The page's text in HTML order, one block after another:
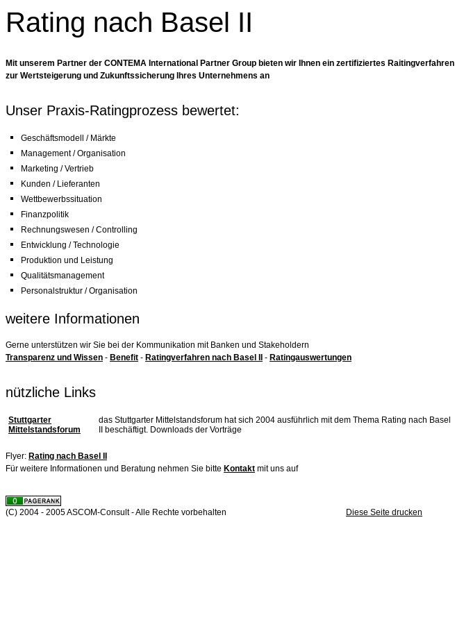
Rating nach Basel II
Mit unserem Partner der CONTEMA International Partner Group bieten wir Ihnen ein zertifiziertes Raitingverfahren
zur Wertsteigerung und Zukunftssicherung Ihres Unternehmens an
Unser Praxis-Ratingprozess bewertet:
Geschäftsmodell / Märkte
Management / Organisation
Marketing / Vertrieb
Kunden / Lieferanten
Wettbewerbssituation
Finanzpolitik
Rechnungswesen / Controlling
Entwicklung / Technologie
Produktion und Leistung
Qualitätsmanagement
Personalstruktur / Organisation
weitere Informationen
Gerne unterstützen wir Sie bei der Kommunikation mit Banken und Stakeholdern
Transparenz und Wissen - Benefit - Ratingverfahren nach Basel II - Ratingauswertungen
nützliche Links
Stuttgarter
Mittelstandsforum
das Stuttgarter Mittelstandsforum hat sich 2004 ausführlich mit dem Thema Rating nach Basel
II beschäftigt. Downloads der Vorträge
Flyer: Rating nach Basel II
Für weitere Informationen und Beratung nehmen Sie bitte Kontakt mit uns auf
(C) 2004 - 2005 ASCOM-Consult - Alle Rechte vorbehalten Diese Seite drucken